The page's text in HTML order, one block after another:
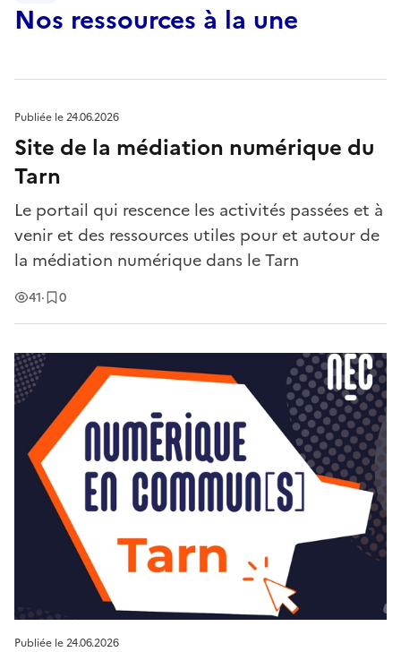
Nos ressources à la une
Publiée le24.06.2026
Site de la médiation numérique du
Tarn
Le portail qui rescence les activités passées et à
venir et des ressources utiles pour et autour de
la médiation numérique dans le Tarn
41Vues
· 0Enregistrement
Publiée le24.06.2026